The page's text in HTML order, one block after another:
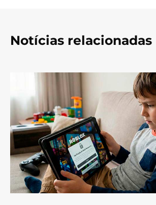
Notícias relacionadas